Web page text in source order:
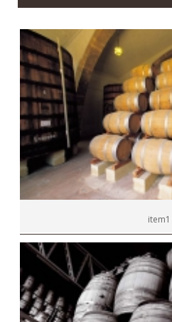
item1